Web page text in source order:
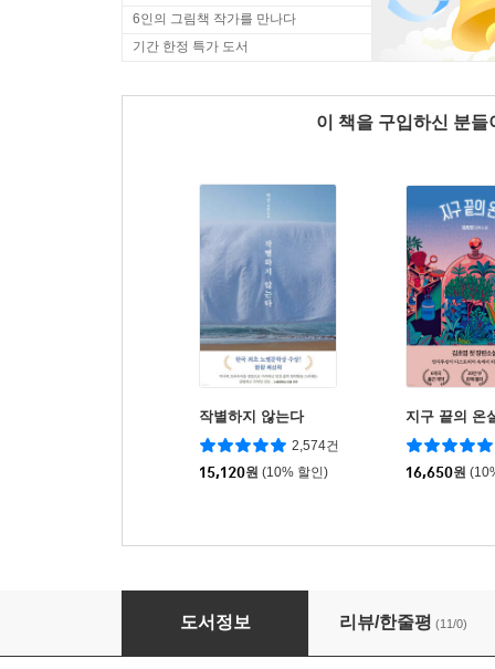
6인의 그림책 작가를 만나다
기간 한정 특가 도서
이 책을 구입하신 분
작별하지 않는다
2,574건
15,120원 (10% 할인)
지구 끝의 온
16,650원
알파블록스 대백과 영어 놀이북 1
도서정보 리뷰/한줄평 (11/0)